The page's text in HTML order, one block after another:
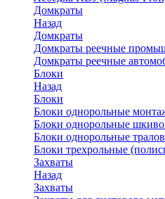
Домкраты
Назад
Домкраты
Домкраты реечные
Домкраты реечные
Блоки
Назад
Блоки
Блоки однорольные
Блоки однорольные
Блоки однорольные
Блоки трехрольные
Захваты
Назад
Захваты